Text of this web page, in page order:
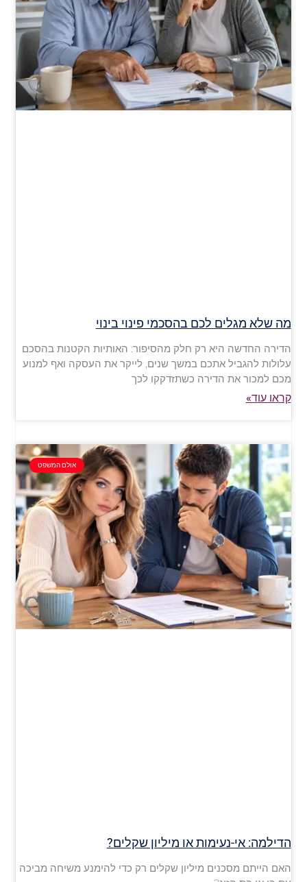
מה שלא מגלים לכם בהסכמי פינוי בינוי
הדירה החדשה היא רק חלק מהסיפור: האותיות הקטנות בהסכם
עלולות להגביל אתכם במשך שנים, לייקר את העסקה ואף למנוע
מכם למכור את הדירה כשתזדקקו לכך
קראו עוד»
אולם המשפט
הדילמה: אי-נעימות או מיליון שקלים?
האם הייתם מסכנים מיליון שקלים רק כדי להימנע משיחה מביכה